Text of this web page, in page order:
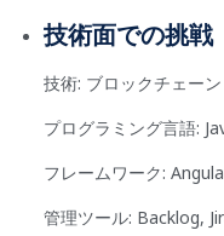
技術面での挑戦
技術: ブロックチェーン
プログラミング言語:
フレームワーク:
管理ツール: Backlog,